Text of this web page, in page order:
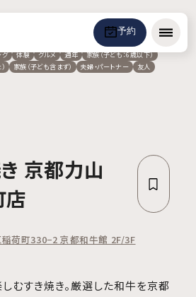
メニュ
予約
京都力山
店
むすき焼き。厳選した和牛を京都
グ 体験 グルメ 通年
家族（子ども：6歳以下）
家族（子ども含まず） 夫婦・パートナー
友人
荷町330−2 京都和牛館 2F/3F